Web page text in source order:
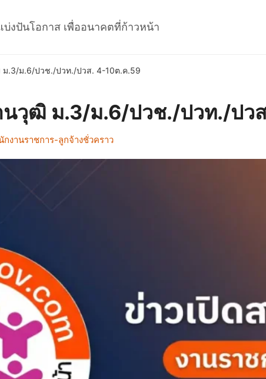
บ่งปันโอกาส เพื่ออนาคตที่ก้าวหน้า
ม.3/ม.6/ปวช./ปวท./ปวส. 4-10ต.ค.59
นวุฒิ ม.3/ม.6/ปวช./ปวท./ปว
กงานราชการ-ลูกจ้างชั่วคราว